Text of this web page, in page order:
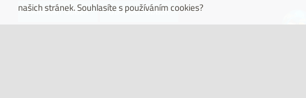
našich stránek. Souhlasíte s používáním cookies?